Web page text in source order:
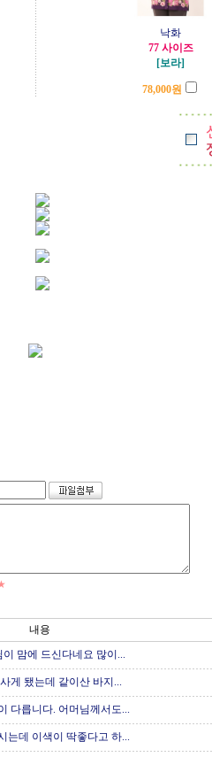
낙화
77 사이즈
[보라]
78,000원
내용
맘에 드신다네요 많이...
게 됐는데 같이산 바지...
다릅니다. 어머님께서도...
는데 이색이 딱좋다고 하...